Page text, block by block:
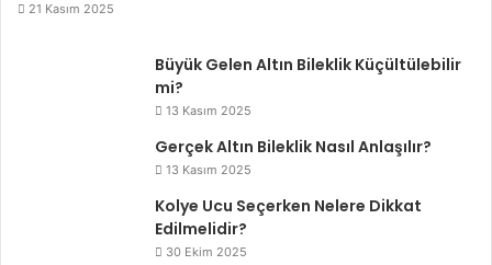
21 Kasım 2025
Büyük Gelen Altın Bileklik Küçültülebilir
mi?
13 Kasım 2025
Gerçek Altın Bileklik Nasıl Anlaşılır?
13 Kasım 2025
Kolye Ucu Seçerken Nelere Dikkat
Edilmelidir?
30 Ekim 2025